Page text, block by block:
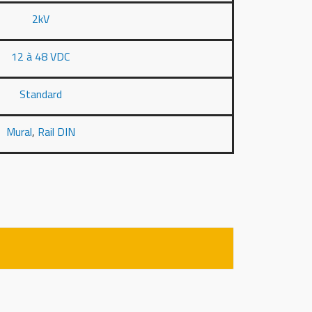
2kV
12 à 48 VDC
Standard
Mural, Rail DIN